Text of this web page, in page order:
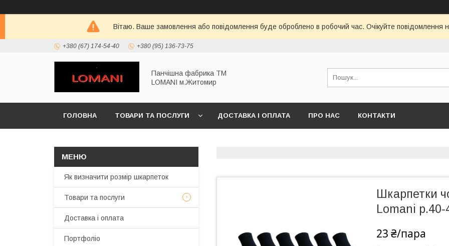
Вітаю. Ваше замовлення або повідомлення буде оброблено в робочий час. Очікуйте
+380 (67) 174-54-40 +380 (95) 136-73-75
Панчішна фабрика ТМ
LOMANI м.Житомир
ГОЛОВНА ТОВАРИ ТА ПОСЛУГИ ДОСТАВКА І ОПЛАТА ПРО НАС КОНТАКТИ
Шкарпетки
Lomani р.40-
23 ₴/пара
Як визначити розмір шкарпеток
Товари та послуги
Доставка і оплата
Портфоліо